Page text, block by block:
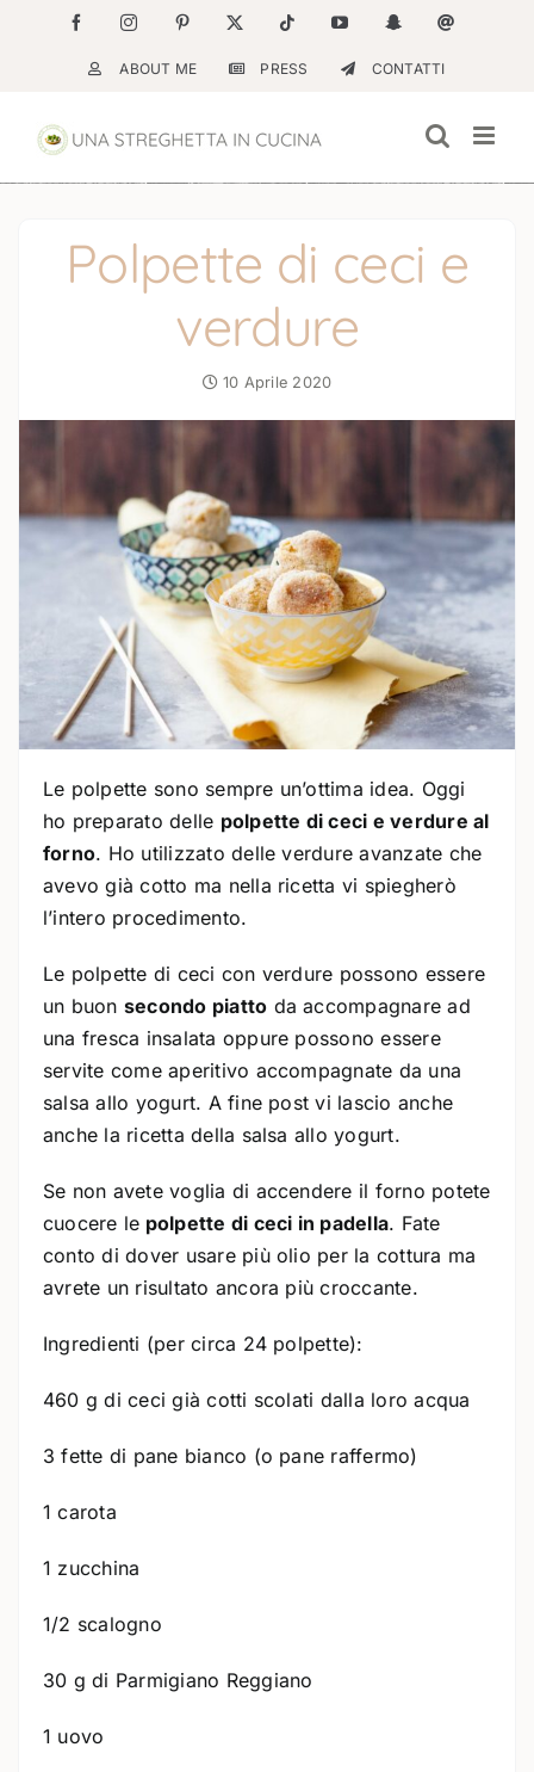
contenuto
FacebookInstagramPinterest Tiktok YouTubeSnapchatEmail
ABOUT ME PRESS CONTATTI
Polpette di ceci e
verdure
10 Aprile 2020
Le polpette sono sempre un’ottima idea. Oggi
ho preparato delle polpette di ceci e verdure al
forno. Ho utilizzato delle verdure avanzate che
avevo già cotto ma nella ricetta vi spiegherò
l’intero procedimento.
Le polpette di ceci con verdure possono essere
un buon secondo piatto da accompagnare ad
una fresca insalata oppure possono essere
servite come aperitivo accompagnate da una
salsa allo yogurt. A fine post vi lascio anche
anche la ricetta della salsa allo yogurt.
Se non avete voglia di accendere il forno potete
cuocere le polpette di ceci in padella. Fate
conto di dover usare più olio per la cottura ma
avrete un risultato ancora più croccante.
Ingredienti (per circa 24 polpette):
460 g di ceci già cotti scolati dalla loro acqua
3 fette di pane bianco (o pane raffermo)
1 carota
1 zucchina
1/2 scalogno
30 g di Parmigiano Reggiano
1 uovo